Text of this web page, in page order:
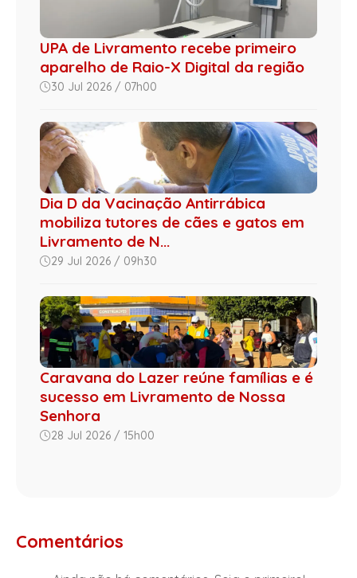
UPA de Livramento recebe primeiro
aparelho de Raio-X Digital da região
30 Jul 2026 / 07h00
Dia D da Vacinação Antirrábica
mobiliza tutores de cães e gatos em
Livramento de N...
29 Jul 2026 / 09h30
Caravana do Lazer reúne famílias e é
sucesso em Livramento de Nossa
Senhora
28 Jul 2026 / 15h00
Comentários